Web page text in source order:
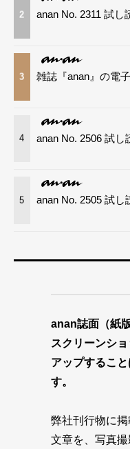
2 anan No. 2311 試し
3 雑誌『anan』の電
4 anan No. 2506 試し
5 anan No. 2505 試し
anan誌面（紙
スクリーンシ
アップするこ
す。
弊社刊行物に
文章を、写真